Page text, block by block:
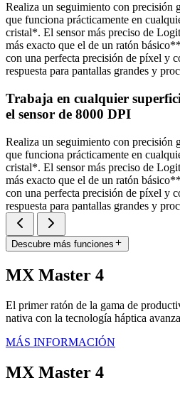
Realiza un seguimiento con precisión
que funciona prácticamente en
cristal*. El sensor más preciso de
más exacto que el de un ratón
con una perfecta precisión de píxel y
respuesta para pantallas grandes y
Trabaja en cualquier
el sensor de 8000 DPI
Realiza un seguimiento con precisión
que funciona prácticamente en
cristal*. El sensor más preciso de
más exacto que el de un ratón
con una perfecta precisión de píxel y
respuesta para pantallas grandes y
Descubre más funciones
MX Master 4
El primer ratón de la gama de
nativa con la tecnología háptica
MÁS INFORMACIÓN
MX Master 4